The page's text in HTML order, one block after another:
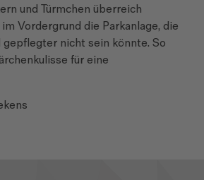
und Türmchen überreich
Vordergrund die Parkanlage, die
gepflegter nicht sein könnte. So
für eine